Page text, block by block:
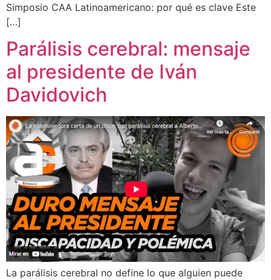
Simposio CAA Latinoamericano: por qué es clave Este
[…]
Parálisis cerebral: mensaje
al presidente de Iván
Davidovich
La parálisis cerebral no define lo que alguien puede